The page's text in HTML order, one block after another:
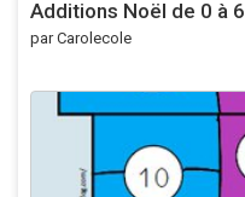
Additions Noël de 0 à 6
par Carolecole